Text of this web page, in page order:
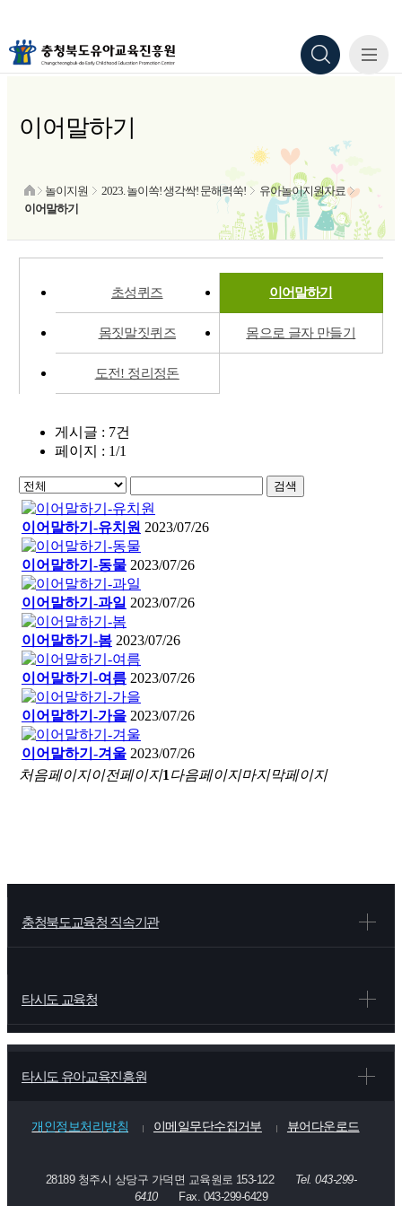
이어말하기
놀이지원 2023. 놀이쏙! 생각싹! 문해력쑥!
유아놀이지원자료
이어말하기
초성퀴즈 이어말하기
몸짓말짓퀴즈 몸으로 글자 만들기
도전! 정리정돈
게시글 : 7건
페이지 : 1/1
검색
이어말하기-유치원 2023/07/26
이어말하기-동물 2023/07/26
이어말하기-과일 2023/07/26
이어말하기-봄 2023/07/26
이어말하기-여름 2023/07/26
이어말하기-가을 2023/07/26
이어말하기-겨울 2023/07/26
처음페이지이전페이지1 다음페이지마지막페이지
충청북도교육청 직속기관
타시도 교육청
타시도 유아교육진흥원
개인정보처리방침 이메일무단수집거부 뷰어다운로드
28189 청주시 상당구 가덕면 교육원로 153-122
Tel. 043-299-
6410
Fax. 043-299-6429